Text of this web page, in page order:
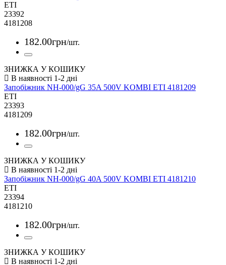
ETI
23392
4181208
182.00грн/шт.
ЗНИЖКА У КОШИКУ
Запобіжник NH-000/gG 35A 500V KOMBI ETI 4181209
ETI
23393
4181209
182.00грн/шт.
ЗНИЖКА У КОШИКУ
Запобіжник NH-000/gG 40A 500V KOMBI ETI 4181210
ETI
23394
4181210
182.00грн/шт.
ЗНИЖКА У КОШИКУ